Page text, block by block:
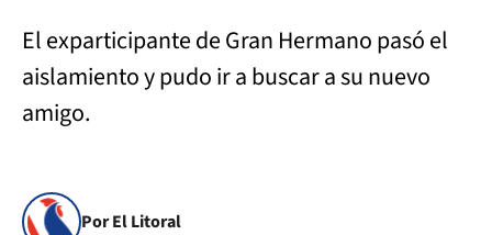
El exparticipante de Gran Hermano pasó el
aislamiento y pudo ir a buscar a su nuevo
amigo.
Por El Litoral